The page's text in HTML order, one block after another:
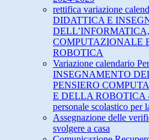
rettifica variazione
DIDATTICA E
COMPUTAZIONALE
ROBOTICA
Variazione calendario
INSEGNAMENTO
PENSIERO
E DELLA ROBOTICA
personale scolastico per
Assegnazione delle
svolgere a casa